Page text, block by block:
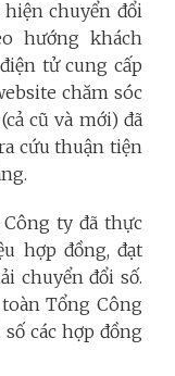
hiện chuyển đổi
hướng khách
tử cung cấp
chăm sóc
cũ và mới) đã
cứu thuận tiện
ty đã thực
hợp đồng, đạt
chuyển đổi số.
Tổng Công
các hợp đồng